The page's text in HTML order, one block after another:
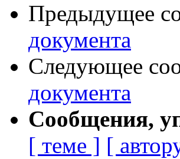
Предыдущее
документа
Следующее
документа
Сообщения,
[ теме ] [